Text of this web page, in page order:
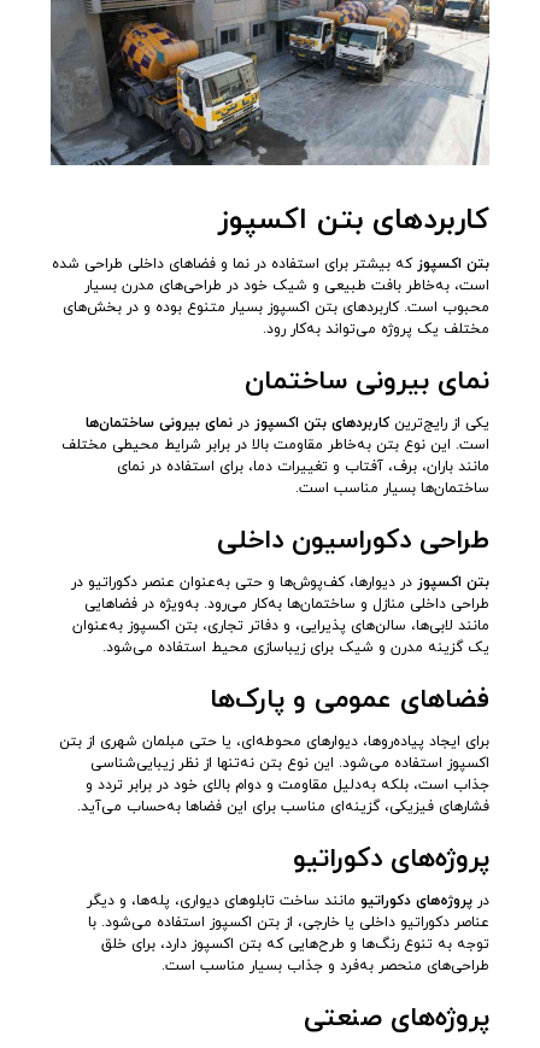
کاربردهای بتن اکسپوز
بتن اکسپوز که بیشتر برای استفاده در نما و فضاهای داخلی طراحی شده
است، به‌خاطر بافت طبیعی و شیک خود در طراحی‌های مدرن بسیار
محبوب است. کاربردهای بتن اکسپوز بسیار متنوع بوده و در بخش‌های
مختلف یک پروژه می‌تواند به‌کار رود.
نمای بیرونی ساختمان
یکی از رایج‌ترینکاربردهای بتن اکسپوز درنمای بیرونی ساختمان‌ها
است. این نوع بتن به‌خاطر مقاومت بالا در برابر شرایط محیطی مختلف
مانند باران، برف، آفتاب و تغییرات دما، برای استفاده در نمای
ساختمان‌ها بسیار مناسب است.
طراحی دکوراسیون داخلی
بتن اکسپوز در دیوارها، کف‌پوش‌ها و حتی به‌عنوان عنصر دکوراتیو در
طراحی داخلی منازل و ساختمان‌ها به‌کار می‌رود. به‌ویژه در فضاهایی
مانند لابی‌ها، سالن‌های پذیرایی، و دفاتر تجاری، بتن اکسپوز به‌عنوان
یک گزینه مدرن و شیک برای زیباسازی محیط استفاده می‌شود.
فضاهای عمومی و پارک‌ها
برای ایجاد پیاده‌روها، دیوارهای محوطه‌ای، یا حتی مبلمان شهری از بتن
اکسپوز استفاده می‌شود. این نوع بتن نه‌تنها از نظر زیبایی‌شناسی
جذاب است، بلکه به‌دلیل مقاومت و دوام بالای خود در برابر تردد و
فشارهای فیزیکی، گزینه‌ای مناسب برای این فضاها به‌حساب می‌آید.
پروژه‌های دکوراتیو
درپروژه‌های دکوراتیو مانند ساخت تابلوهای دیواری، پله‌ها، و دیگر
عناصر دکوراتیو داخلی یا خارجی، از بتن اکسپوز استفاده می‌شود. با
توجه به تنوع رنگ‌ها و طرح‌هایی که بتن اکسپوز دارد، برای خلق
طراحی‌های منحصر به‌فرد و جذاب بسیار مناسب است.
پروژه‌های صنعتی